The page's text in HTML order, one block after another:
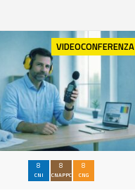
VIDEOCONFERENZA
8
CNI
8
CNAPPC
8
CNG